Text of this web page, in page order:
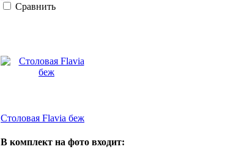
Сравнить
Столовая Flavia беж
В комплект на фото входит: